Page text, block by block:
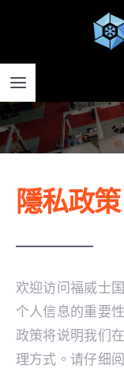
Toggle
Navigation
主頁
為何參展
了解參展
參展資助計劃
採購及參觀登記
隱私政策
欢迎访问福威士
个人信息的重要
政策将说明我们
理方式。请仔细